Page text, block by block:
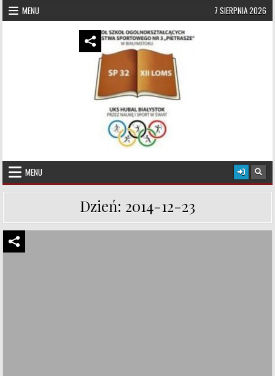
Skip to content
MENU 7 SIERPNIA 2026
UKS Hubal Białystok
MENU
Dzień: 2014-12-23